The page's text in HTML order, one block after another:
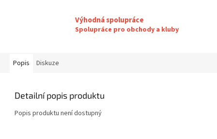
Výhodná spolupráce
Spolupráce pro obchody a kluby
Popis Diskuze
Detailní popis produktu
Popis produktu není dostupný